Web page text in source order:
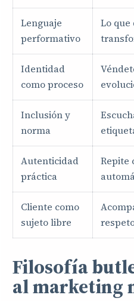
Lenguaje
performativo
Lo que
Identidad
como proceso
Inclusión y
norma
Autenticidad
práctica
Repite
Cliente como
sujeto libre
Filosofía
al marketing